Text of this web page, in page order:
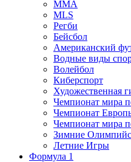
MMA
MLS
Регби
Бейсбол
Американский
Водные виды
Волейбол
Киберспорт
Художественная
Чемпионат мира
Чемпионат
Чемпионат мира
Зимние
Летние Игры
Формула 1